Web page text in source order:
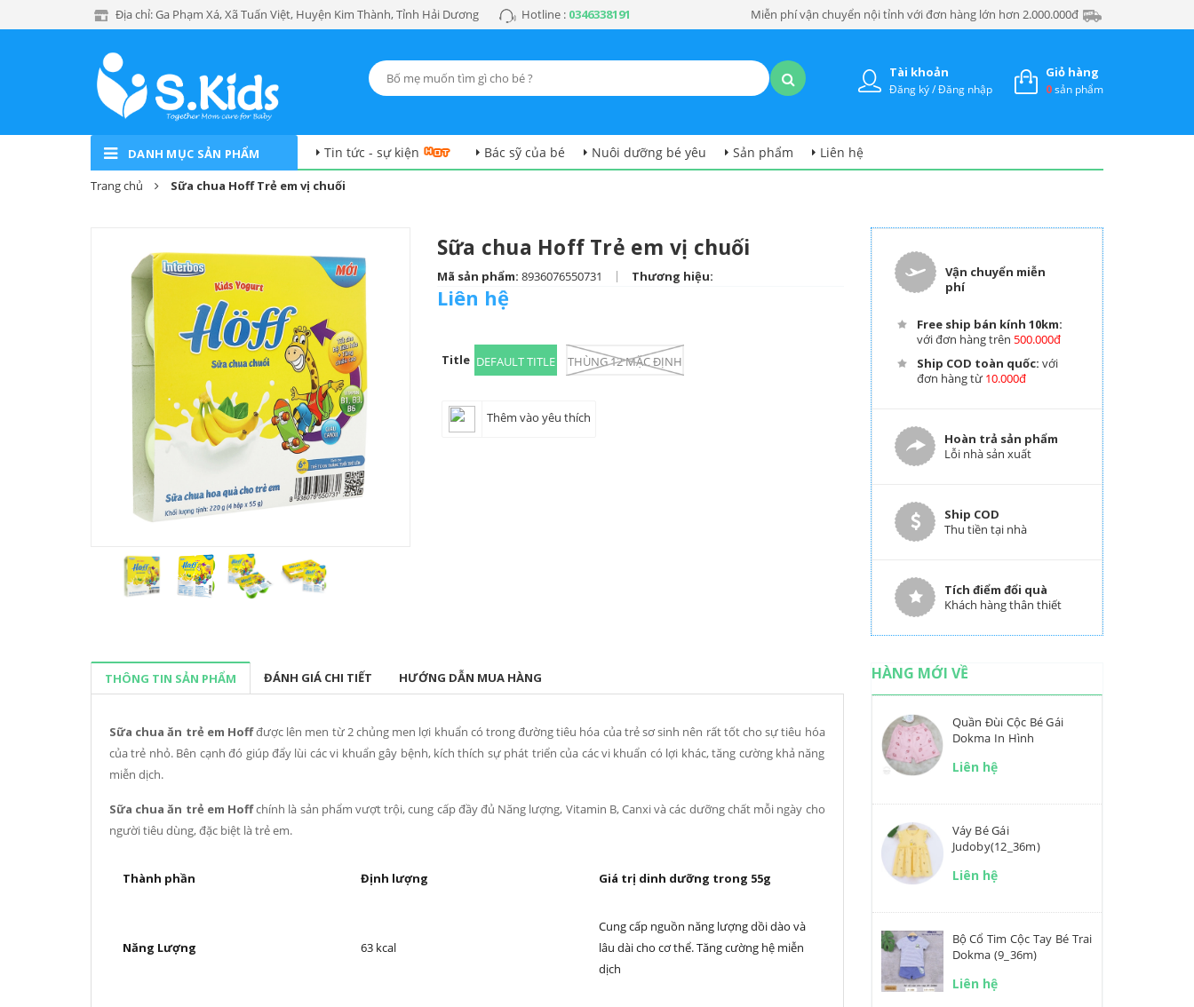
Địa chỉ: Ga Phạm Xá, Xã Tuấn Việt, Huyện Kim Thành, Tỉnh Hải Dương Hotline : 0346338191 Miễn phí vận chuyển nội tỉnh với đơn hàng lớn hơn 2.000.000đ
Giỏ hàng
0sản phẩm
Tài khoản
Đăng ký / Đăng nhập
DANH MỤC SẢN PHẨM Tin tức - sự kiện Bác sỹ của bé Nuôi dưỡng bé yêu Sản phẩm Liên hệ
Trang chủ Sữa chua Hoff Trẻ em vị chuối
Sữa chua Hoff Trẻ em vị chuối
Mã sản phẩm: 8936076550731 | Thương hiệu:
Liên hệ
Title DEFAULT TITLE THÙNG 12 MẶC ĐỊNH
Thêm vào yêu thích
Vận chuyển miễn
phí
Free ship bán kính 10km:
với đơn hàng trên 500.000đ
Ship COD toàn quốc: với
đơn hàng từ 10.000đ
Hoàn trả sản phẩm
Lỗi nhà sản xuất
Ship COD
Thu tiền tại nhà
Tích điểm đổi quà
Khách hàng thân thiết
THÔNG TIN SẢN PHẨM ĐÁNH GIÁ CHI TIẾT HƯỚNG DẪN MUA HÀNG
Sữa chua ăn trẻ em Hoffđược lên men từ 2 chủng men lợi khuẩn có trong đường tiêu hóa của trẻ sơ sinh nên rất tốt cho sự tiêu hóa
của trẻ nhỏ. Bên cạnh đó giúp đẩy lùi các vi khuẩn gây bệnh, kích thích sự phát triển của các vi khuẩn có lợi khác, tăng cường khả năng
miễn dịch.
Sữa chua ăn trẻ em Hoffchính là sản phẩm vượt trội, cung cấp đầy đủ Năng lượng, Vitamin B, Canxi và các dưỡng chất mỗi ngày cho
người tiêu dùng, đặc biệt là trẻ em.
Thành phần Định lượng Giá trị dinh dưỡng trong 55g
Năng Lượng 63 kcal
Cung cấp nguồn năng lượng dồi dào và
lâu dài cho cơ thể. Tăng cường hệ miễn
dịch
HÀNG MỚI VỀ
Quần Đùi Cộc Bé Gái
Dokma In Hình
Liên hệ
Váy Bé Gái
Judoby(12_36m)
Liên hệ
Bộ Cổ Tim Cộc Tay Bé Trai
Dokma (9_36m)
Liên hệ